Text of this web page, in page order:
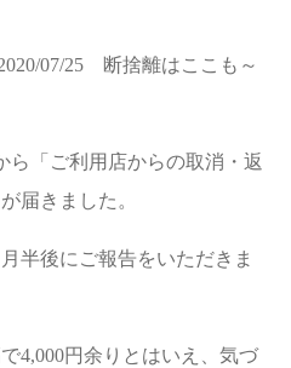
07/25断捨離はここも～
ら「ご利用店からの取消・返
届きました。
半後にご報告をいただきま
4,000円余りとはいえ、気づ